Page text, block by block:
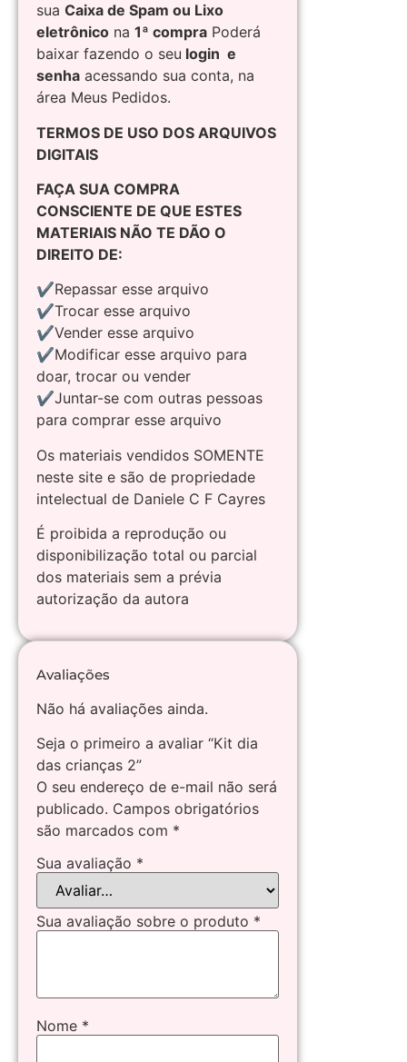
sua Caixa de Spam ou Lixo
eletrônico na 1ª compra Poderá
baixar fazendo o seu login e
senha acessando sua conta, na
área Meus Pedidos.
TERMOS DE USO DOS ARQUIVOS
DIGITAIS
FAÇA SUA COMPRA
CONSCIENTE DE QUE ESTES
MATERIAIS NÃO TE DÃO O
DIREITO DE:
✔Repassar esse arquivo
✔Trocar esse arquivo
✔Vender esse arquivo
✔Modificar esse arquivo para
doar, trocar ou vender
✔Juntar-se com outras pessoas
para comprar esse arquivo
Os materiais vendidos SOMENTE
neste site e são de propriedade
intelectual de Daniele C F Cayres
É proibida a reprodução ou
disponibilização total ou parcial
dos materiais sem a prévia
autorização da autora
Avaliações
Não há avaliações ainda.
Seja o primeiro a avaliar “Kit dia
das crianças 2”
O seu endereço de e-mail não será
publicado. Campos obrigatórios
são marcados com *
Sua avaliação *
Sua avaliação sobre o produto *
Nome *